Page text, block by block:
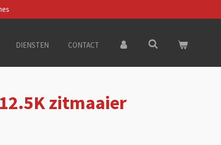
DIENSTEN CONTACT
zitmaaier